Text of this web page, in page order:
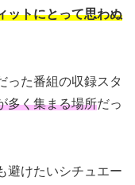
ットにとって思わぬ
った番組の収録スタ
多く集まる場所だっ
避けたいシチュエー